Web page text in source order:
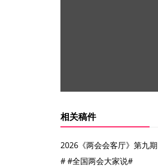
相关稿件
2026《两会会客厅》第九
# #全国两会大家说#